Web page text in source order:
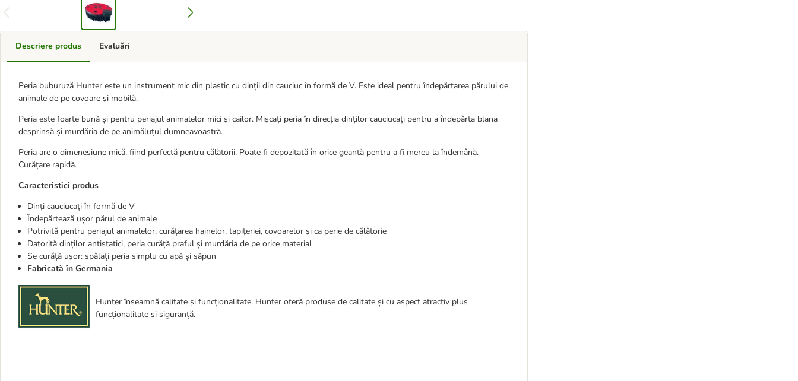
Descriere produs
Peria buburuză Hunter este un instrument mic din plastic cu dinții din cauciuc în formă de V. Este ideal pentru îndepărtarea părului de
animale de pe covoare și mobilă.
Peria este foarte bună și pentru periajul animalelor mici și cailor. Mișcați peria în direcția dinților cauciucați pentru a îndepărta blana
desprinsă și murdăria de pe animăluțul dumneavoastră.
Peria are o dimenesiune mică, fiind perfectă pentru călătorii. Poate fi depozitată în orice geantă pentru a fi mereu la îndemână.
Curățare rapidă.
Caracteristici produs
Dinți cauciucați în formă de V
Îndepărtează ușor părul de animale
Potrivită pentru periajul animalelor, curățarea hainelor, tapițeriei, covoarelor și ca perie de călătorie
Datorită dinților antistatici, peria curăță praful și murdăria de pe orice material
Se curăță ușor: spălați peria simplu cu apă și săpun
Fabricată în Germania
Hunter înseamnă calitate și funcționalitate. Hunter oferă produse de calitate și cu aspect atractiv plus
funcționalitate și siguranță.
Evaluări